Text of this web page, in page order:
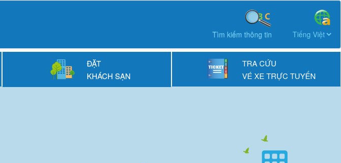
Tìm kiếm thông tin
ĐẶT
KHÁCH SẠN
TRA CỨU
VÉ XE TRỰC TUYẾN